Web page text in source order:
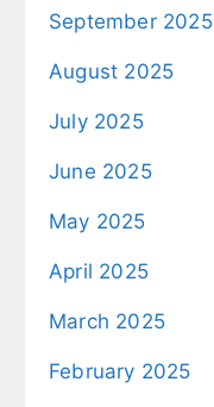
September 2025
August 2025
July 2025
June 2025
May 2025
April 2025
March 2025
February 2025